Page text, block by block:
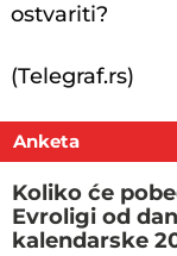
ostvariti?
(Telegraf.rs)
Anketa
Koliko će
Evroligi od
kalendarske